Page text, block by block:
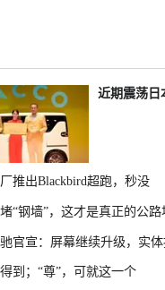
近期震荡日
推出Blackbird超跑，秒没
“钢墙”，这才是真正的公路
官宣：屏幕继续升级，实
到；“尊”，可就这一个